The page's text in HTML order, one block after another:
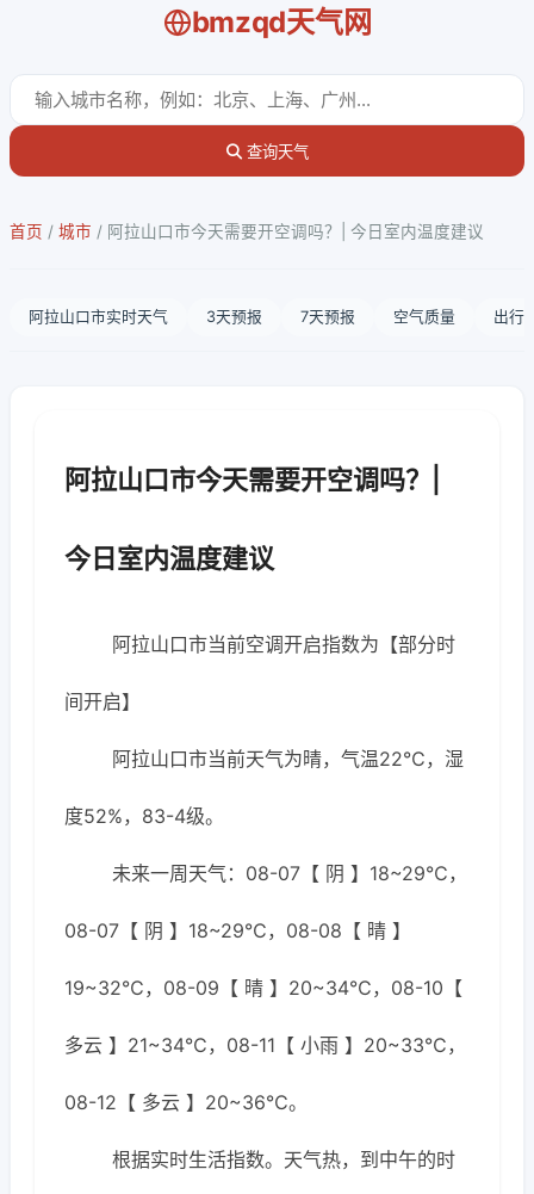
bmzqd天气网
查询天气
首页 / 城市 / 阿拉山口市今天需要开空调吗？| 今日室内温度建议
阿拉山口市实时天气 3天预报 7天预报 空气质量 出行
阿拉山口市今天需要开空调吗？|
今日室内温度建议
阿拉山口市当前空调开启指数为【部分时
间开启】
阿拉山口市当前天气为晴，气温22℃，湿
度52%，83-4级。
未来一周天气：08-07【 阴 】18~29℃，
08-07【 阴 】18~29℃，08-08【 晴 】
19~32℃，08-09【 晴 】20~34℃，08-10【
多云 】21~34℃，08-11【 小雨 】20~33℃，
08-12【 多云 】20~36℃。
根据实时生活指数。天气热，到中午的时